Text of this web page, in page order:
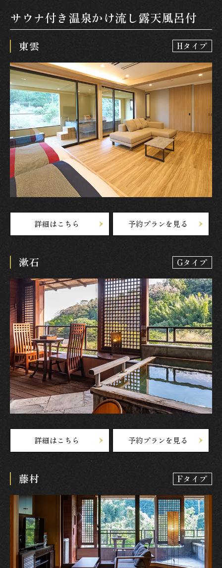
サウナ付き温泉かけ流し露天風呂付
東雲 Hタイプ
詳細はこちら 予約プランを見る
漱石 Gタイプ
詳細はこちら 予約プランを見る
藤村 Fタイプ